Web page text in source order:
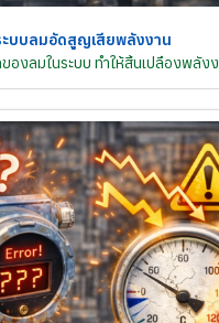
บบลมอัดสูญเสียพลังงาน
องลมในระบบ ทำให้สิ้นเปลืองพลัง